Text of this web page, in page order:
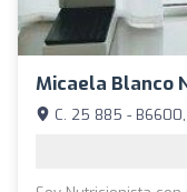
Micaela Blanco
C. 25 885 -